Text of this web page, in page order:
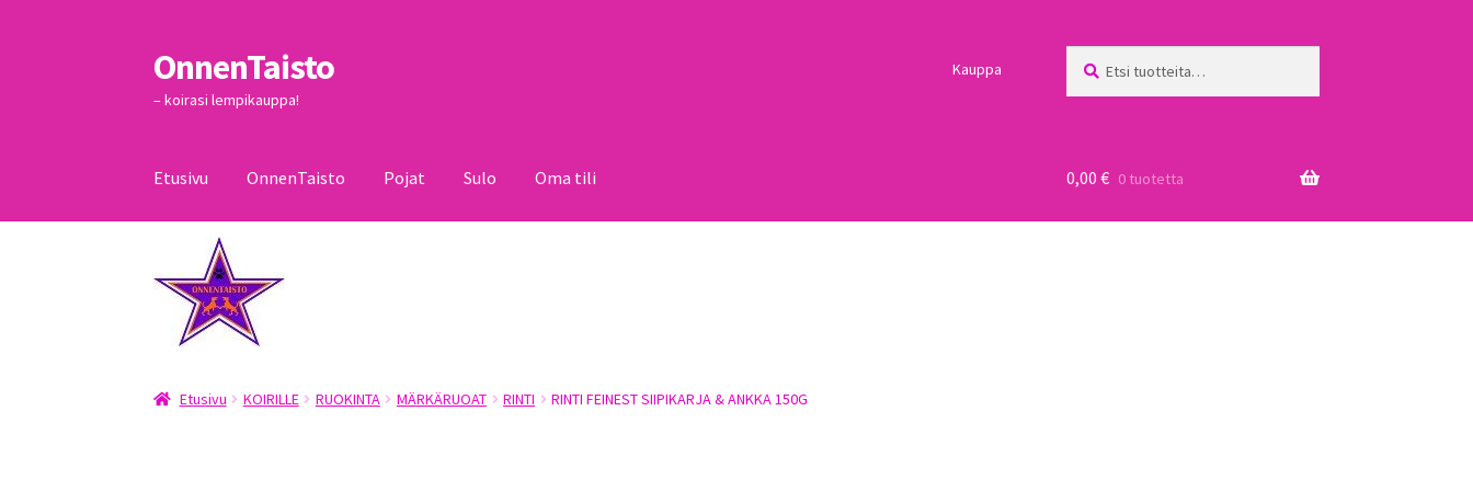
Siirry
navigointiin
Siirry
sisältöön
OnnenTaisto
– koirasi lempikauppa!
Kauppa
Etusivu OnnenTaisto Pojat Sulo Oma tili
Kassa
0,00 € 0 tuotetta
Etusivu KOIRILLE RUOKINTA MÄRKÄRUOAT RINTI RINTI FEINEST SIIPIKARJA & ANKKA 150G